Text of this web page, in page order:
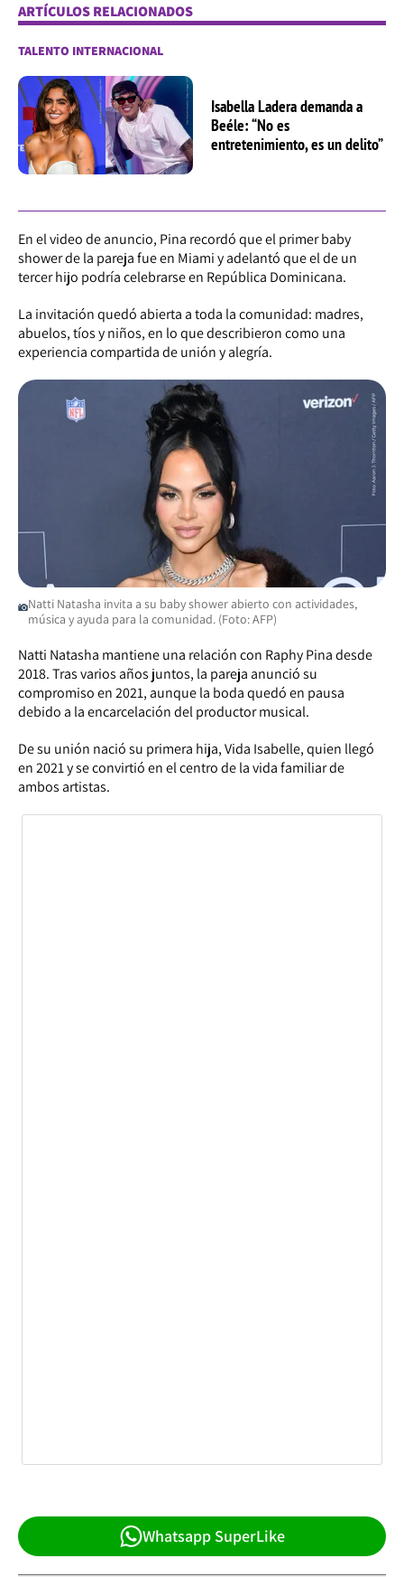
ARTÍCULOS RELACIONADOS
TALENTO INTERNACIONAL
Isabella Ladera demanda a
Beéle: “No es
entretenimiento, es un delito”
En el video de anuncio, Pina recordó que el primer baby
shower de la pareja fue en Miami y adelantó que el de un
tercer hijo podría celebrarse en República Dominicana.
La invitación quedó abierta a toda la comunidad: madres,
abuelos, tíos y niños, en lo que describieron como una
experiencia compartida de unión y alegría.
Natti Natasha invita a su baby shower abierto con actividades,
música y ayuda para la comunidad. (Foto: AFP)
Natti Natasha mantiene una relación con Raphy Pina desde
2018. Tras varios años juntos, la pareja anunció su
compromiso en 2021, aunque la boda quedó en pausa
debido a la encarcelación del productor musical.
De su unión nació su primera hija, Vida Isabelle, quien llegó
en 2021 y se convirtió en el centro de la vida familiar de
ambos artistas.
Whatsapp SuperLike